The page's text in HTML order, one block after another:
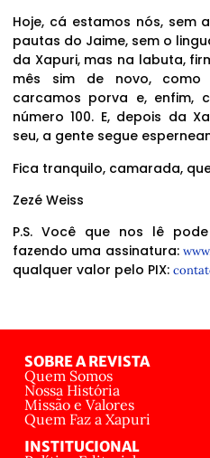
Hoje, cá estamos nós, sem
pautas do Jaime, sem o
da Xapuri, mas na labuta,
mês sim de novo, como
carcamos porva e, enfim,
número 100. E, depois da
seu, a gente segue
Fica tranquilo, camarada,
Zezé Weiss
P.S. Você que nos lê
fazendo uma assinatura:
qualquer valor pelo PIX:
SOBRE A REVISTA
Quem Somos
Nossa História
Missão e Valores
Quem Faz a Xapuri
INSTITUCIONAL